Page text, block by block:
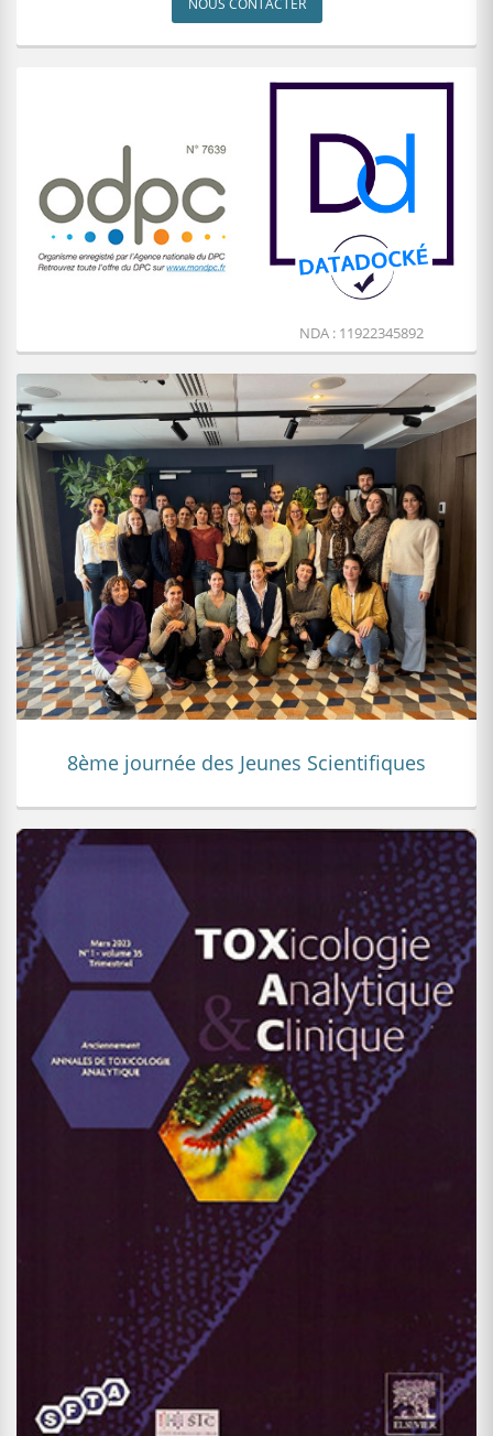
NDA : 11922345892
8ème journée des Jeunes Scientifiques